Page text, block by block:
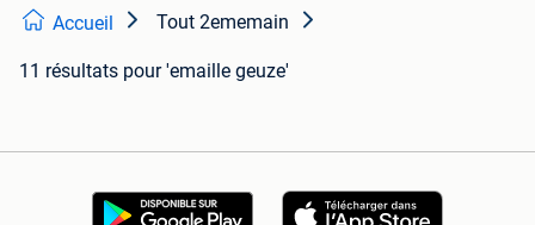
Accueil Tout 2ememain
11 résultats pour 'emaille geuze'